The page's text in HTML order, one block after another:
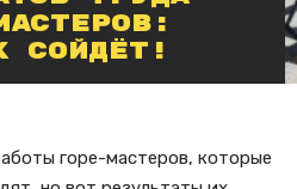
сойдёт!
горе-мастеров, которые